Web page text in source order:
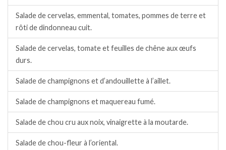
Salade de cervelas, emmental, tomates, pommes de terre et
rôti de dindonneau cuit.
Salade de cervelas, tomate et feuilles de chêne aux œufs
durs.
Salade de champignons et d’andouillette à l’aillet.
Salade de champignons et maquereau fumé.
Salade de chou cru aux noix, vinaigrette à la moutarde.
Salade de chou-fleur à l’oriental.